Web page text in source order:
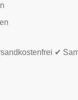
✔